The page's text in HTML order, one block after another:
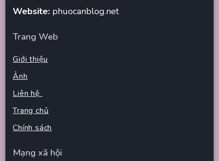
Website: phuocanblog.net
Trang Web
Giới thiệu
Ảnh
Liên hệ
Trang chủ
Chính sách
Mạng xã hội